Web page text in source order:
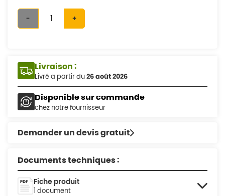
- +
Livraison :
Livré a partir du26 août 2026
Disponible sur commande
chez notre fournisseur
Demander un devis gratuit
Documents techniques :
Fiche produit
1 document